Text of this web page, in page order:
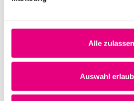
Alle zulassen
Auswahl